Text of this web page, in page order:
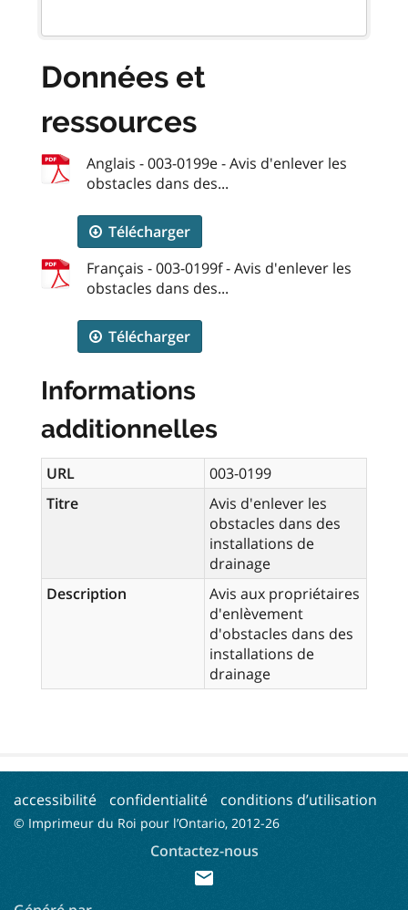
Données et
ressources
Anglais - 003-0199e - Avis d'enlever les
obstacles dans des...
Télécharger
Français - 003-0199f - Avis d'enlever les
obstacles dans des...
Télécharger
Informations
additionnelles
URL
003-0199
Titre
Avis d'enlever les
obstacles dans des
installations de
drainage
Description
Avis aux propriétaires
d'enlèvement
d'obstacles dans des
installations de
drainage
accessibilité confidentialité conditions d’utilisation
© Imprimeur du Roi pour l’Ontario, 2012-26
Contactez-nous
mail